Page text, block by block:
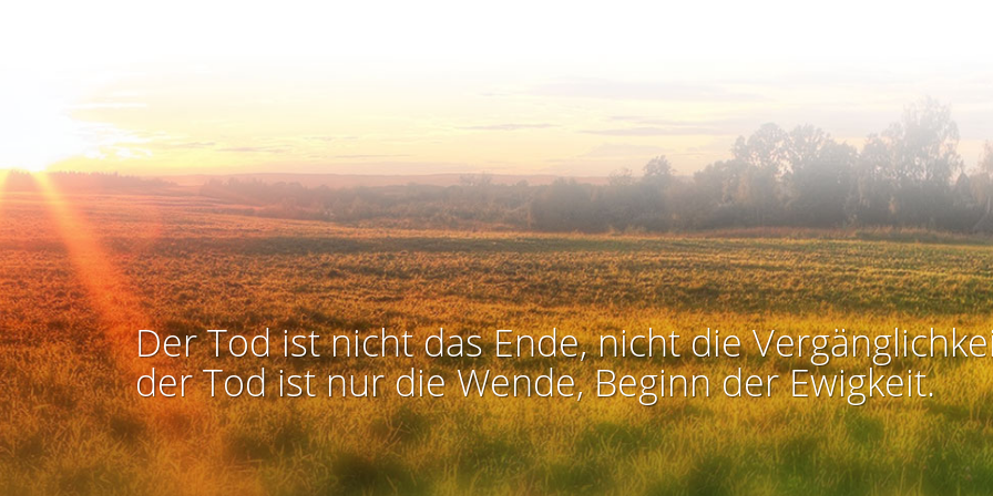
Der Tod ist nicht das Ende, nicht die
der Tod ist nur die Wende, Beginn der Ewigkeit.